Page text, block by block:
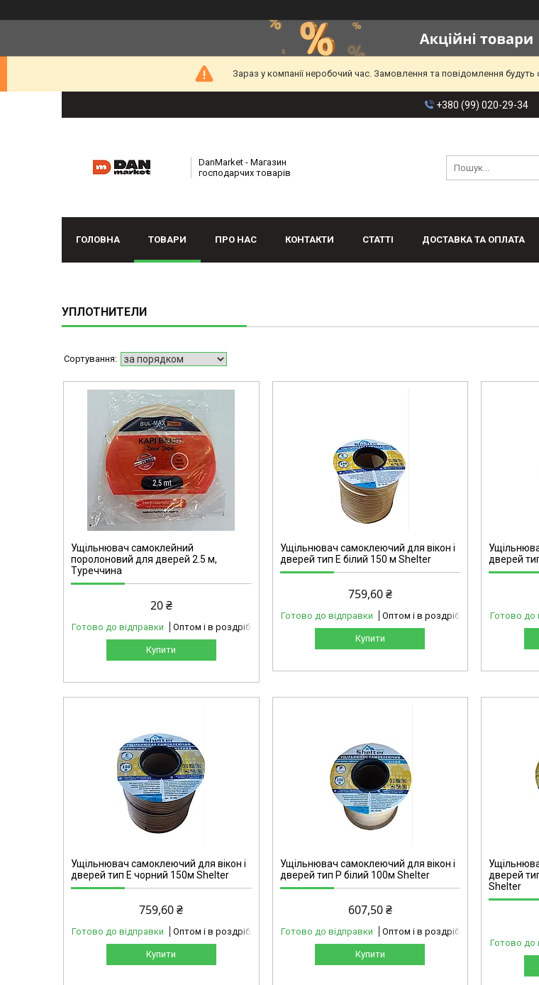
Зараз у компанії неробочий час. Замовлення та повідомлення
+380 (99) 020-29-34
DanMarket - Магазин
господарчих товарів
ГОЛОВНА ТОВАРИ ПРО НАС КОНТАКТИ СТАТТІ ДОСТАВКА ТА ОПЛАТА
УПЛОТНИТЕЛИ
Ущільнювач самоклейний
поролоновий для дверей 2.5 м,
Туреччина
20 ₴
Готово до відправки Оптом і в роздріб
Купити
42-101
Ущільнювач самоклеючий для вікон і
дверей тип Е білий 150 м Shelter
759,60 ₴
Готово до відправки Оптом і в роздріб
Купити
42-102
дверей
Готово до
Ущільнювач самоклеючий для вікон і
дверей тип Е чорний 150м Shelter
759,60 ₴
Готово до відправки Оптом і в роздріб
Купити
42-201
Ущільнювач самоклеючий для вікон і
дверей тип Р білий 100м Shelter
607,50 ₴
Готово до відправки Оптом і в роздріб
Купити
42-202
дверей
Shelter
Готово до